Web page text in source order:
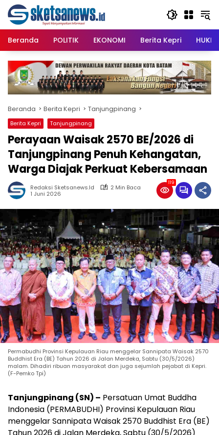
content
Langsung
konten
Beranda
POLITIK EKONOMI Berita Kepri
Beranda Berita Kepri Tanjungpinang
Berita Kepri Tanjungpinang
Perayaan Waisak 2570 BE/2026 di
Tanjungpinang Penuh Kehangatan,
Warga Diajak Perkuat Kebersamaan
Redaksi Sketsanews.id
2 Min Baca
1 Juni 2026
119
Permabudhi Provinsi Kepulauan Riau menggelar Sannipata Waisak 2570
Buddhist Era (BE) Tahun 2026 di Jalan Merdeka, Sabtu (30/5/2026)
malam. Dihadiri ribuan masyarakat dan juga sejumlah pejabat di Kepri.
(F-Pemko Tpi)
Tanjungpinang (SN) – Persatuan Umat Buddha
Indonesia (PERMABUDHI) Provinsi Kepulauan Riau
menggelar Sannipata Waisak 2570 Buddhist Era (BE)
Tahun 2026 di Jalan Merdeka, Sabtu (30/5/2026)